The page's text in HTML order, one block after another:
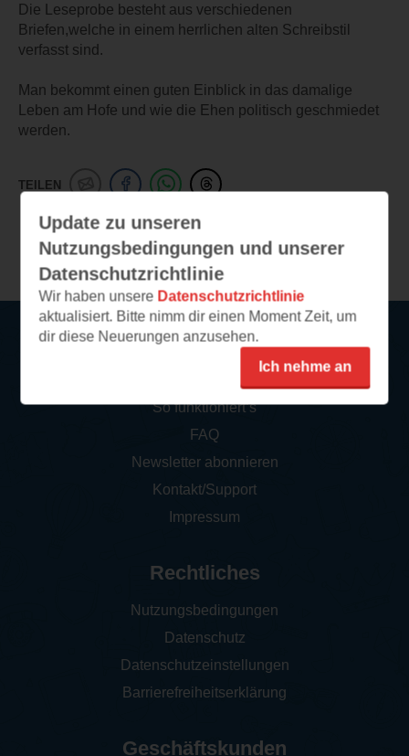
Die Leseprobe besteht aus verschiedenen
Briefen,welche in einem herrlichen alten Schreibstil
verfasst sind.
Man bekommt einen guten Einblick in das damalige
Leben am Hofe und wie die Ehen politisch geschmiedet
werden.
TEILEN
Weitere Leseeindrücke
Update zu unseren
Nutzungsbedingungen und unserer
Datenschutzrichtlinie
Wir haben unsere Datenschutzrichtlinie
aktualisiert. Bitte nimm dir einen Moment Zeit, um
dir diese Neuerungen anzusehen.
Ich nehme an
So funktioniert‘s
FAQ
Newsletter abonnieren
Kontakt/Support
Impressum
Rechtliches
Nutzungsbedingungen
Datenschutz
Datenschutzeinstellungen
Barrierefreiheitserklärung
Geschäftskunden